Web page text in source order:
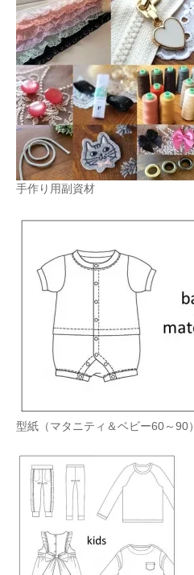
手作り用副資材
型紙（マタニティ＆ベビー60～90）